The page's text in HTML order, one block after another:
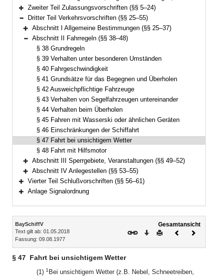
Bereich erweitern
Bereich erweitern
Zweiter Teil Zulassungsvorschriften (§§ 5–24)
Bereich reduzieren
Dritter Teil Verkehrsvorschriften (§§ 25–55)
Bereich erweitern
Abschnitt I Allgemeine Bestimmungen (§§ 25–37)
Bereich reduzieren
Abschnitt II Fahrregeln (§§ 38–48)
§ 38 Grundregeln
§ 39 Verhalten unter besonderen Umständen
§ 40 Fahrgeschwindigkeit
§ 41 Grundsätze für das Begegnen und Überholen
§ 42 Ausweichpflichtige Fahrzeuge
§ 43 Verhalten von Segelfahrzeugen untereinander
§ 44 Verhalten beim Überholen
§ 45 Fahren mit Wasserski oder ähnlichen Geräten
§ 46 Einschränkungen der Schiffahrt
§ 47 Fahrt bei unsichtigem Wetter
§ 48 Fahrt mit Hilfsmotor
Bereich erweitern
Abschnitt III Sperrgebiete, Veranstaltungen (§§ 49–52)
Bereich erweitern
Abschnitt IV Anlegestellen (§§ 53–55)
Bereich erweitern
Vierter Teil Schlußvorschriften (§§ 56–61)
Anlage Signalordnung
Inhalt
BaySchiffV
Text gilt ab: 01.05.2018
Fassung: 09.08.1977
Gesamtansicht
Download
DruckenVorheriges
§ 47 Fahrt bei unsichtigem Wetter
(1) 1 Bei unsichtigem Wetter (z.B. Nebel, Schneetreiben,